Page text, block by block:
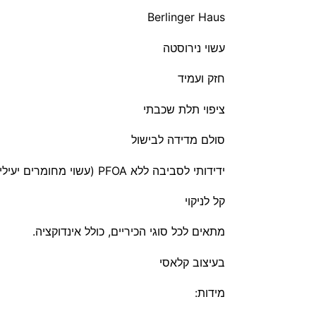
Berlinger Haus
עשוי נירוסטה
חזק ועמיד
ציפוי תלת שכבתי
סולם מדידה לבישול
ידידותי לסביבה ללא PFOA (עשוי מחומרים
קל לניקוי
מתאים לכל סוגי הכיריים, כולל אינדוקציה.
בעיצוב קלאסי
מידות: